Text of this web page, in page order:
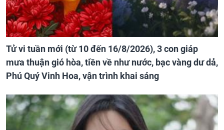
Tử vi tuần mới (từ 10 đến 16/8/2026), 3 con giáp
mưa thuận gió hòa, tiền về như nước, bạc vàng dư dả,
Phú Quý Vinh Hoa, vận trình khai sáng